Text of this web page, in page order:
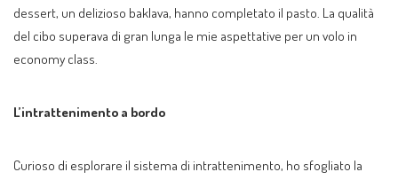
dessert, un delizioso baklava, hanno completato il pasto. La qualità
del cibo superava di gran lunga le mie aspettative per un volo in
economy class.
L’intrattenimento a bordo
Curioso di esplorare il sistema di intrattenimento, ho sfogliato la